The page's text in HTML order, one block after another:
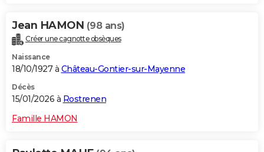
Jean HAMON (98 ans)
Créer une cagnotte obsèques
Naissance
18/10/1927 à Château-Gontier-sur-Mayenne
Décès
15/01/2026 à Rostrenen
Famille HAMON